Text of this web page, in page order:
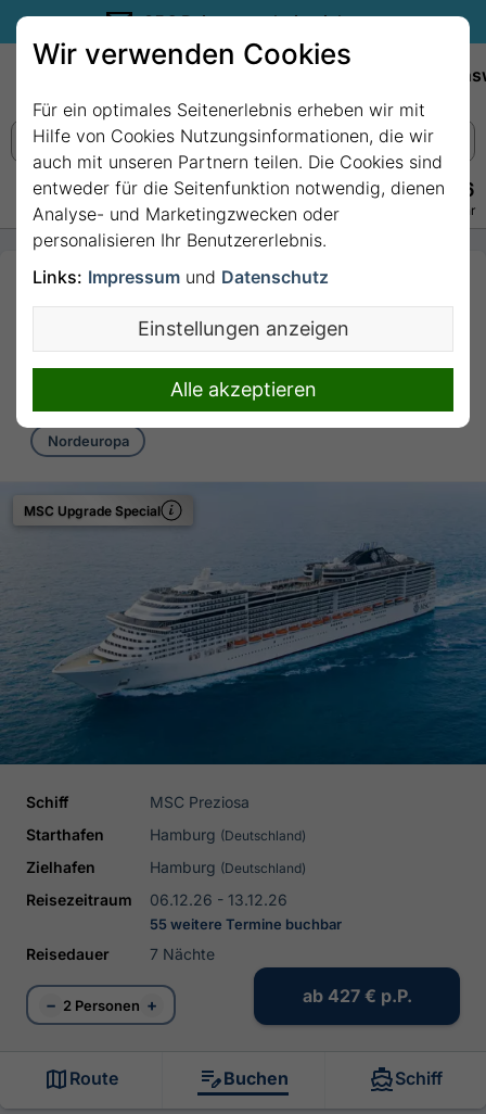
35€ Reisegutschein sichern.
+49 228 3875 7256
Persönlich · Kostenlos · Täglich 08–22 Uhr
7 Nächte Nordeuropa
ab/bis Hamburg mit
MSC Preziosa
7 Nächte von/bis Hamburg
Nordeuropa
MSC Upgrade Special
Schiff
MSC Preziosa
Starthafen
Hamburg (Deutschland)
Zielhafen Hamburg (Deutschland)
Reisezeitraum 06.12.26 - 13.12.26
55 weitere Termine buchbar
Reisedauer 7 Nächte
− 2 Personen + ab 427 € p.P.
Route Buchen Schiff
Wir verwenden Cookies
Für ein optimales Seitenerlebnis erheben wir mit
Hilfe von Cookies Nutzungsinformationen, die wir
auch mit unseren Partnern teilen. Die Cookies sind
entweder für die Seitenfunktion notwendig, dienen
Analyse- und Marketingzwecken oder
personalisieren Ihr Benutzererlebnis.
Links: Impressum und Datenschutz
Einstellungen anzeigen
Alle akzeptieren